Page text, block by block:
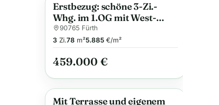
Anzeige
Erstbezug: schöne 3-Zi.-
Whg. im 1.OG mit West-
Balkon, Effizienz A+,
Wärmepumpe, Bad mit
Fenster, u.v.m.
90765 Fürth
3 Zi.78 m²5.885€/m²
459.000 €
Anzeige
Mit Terrasse und eigenem